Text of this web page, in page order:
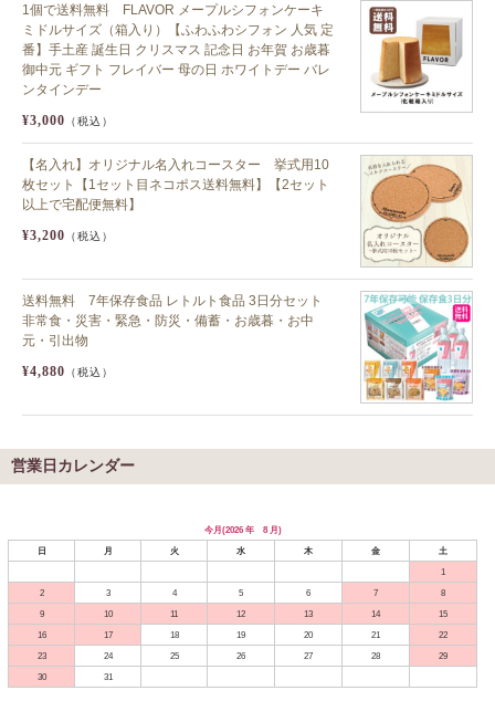
1個で送料無料 FLAVOR メープルシフォンケーキ
ミドルサイズ（箱入り）【ふわふわシフォン 人気 定
番】手土産 誕生日 クリスマス 記念日 お年賀 お歳暮
御中元 ギフト フレイバー 母の日 ホワイトデー バレ
ンタインデー
¥3,000 （税込）
【名入れ】オリジナル名入れコースター 挙式用10
枚セット【1セット目ネコポス送料無料】【2セット
以上で宅配便無料】
¥3,200 （税込）
送料無料 7年保存食品 レトルト食品 3日分セット
非常食・災害・緊急・防災・備蓄・お歳暮・お中
元・引出物
¥4,880 （税込）
営業日カレンダー
今月(2026 年 8 月)
日
月 火 水 木 金
土
1
2
3 4 5 6 7
8
9
10 11 12 13 14
15
16
17 18 19 20 21
22
23
24 25 26 27 28
29
30
31